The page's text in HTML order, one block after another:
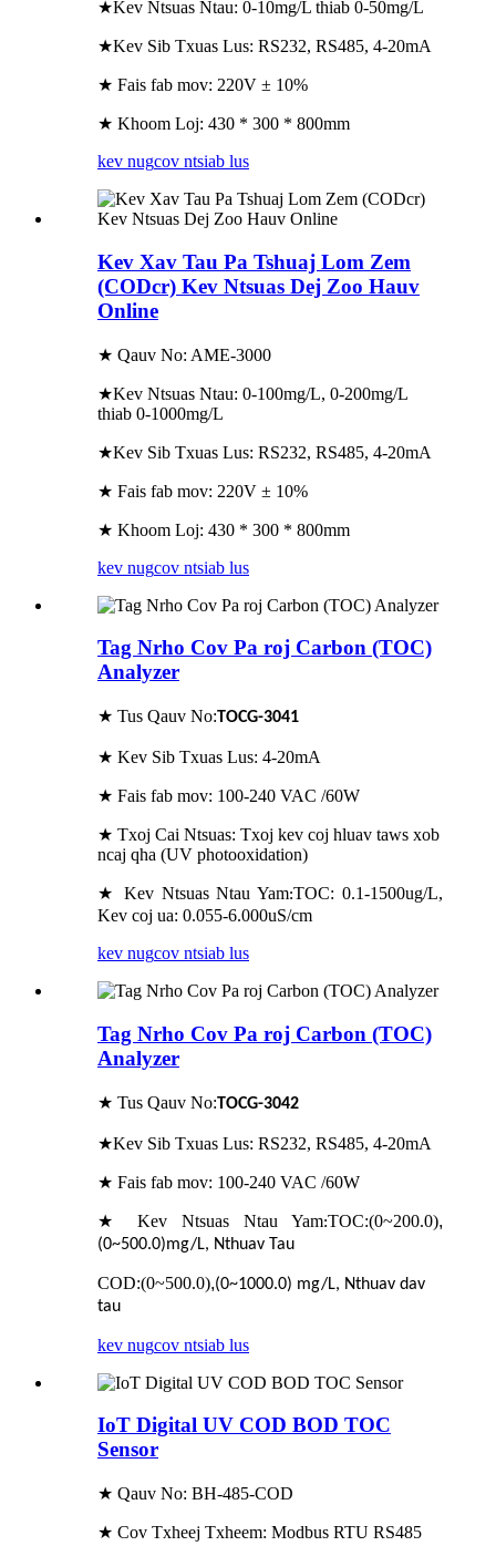
★Kev Ntsuas Ntau: 0-10mg/L thiab 0-50mg/L
★Kev Sib Txuas Lus: RS232, RS485, 4-20mA
★ Fais fab mov: 220V ± 10%
★ Khoom Loj: 430 * 300 * 800mm
kev nugcov ntsiab lus
Kev Xav Tau Pa Tshuaj Lom Zem
(CODcr) Kev Ntsuas Dej Zoo Hauv
Online
★ Qauv No: AME-3000
★Kev Ntsuas Ntau: 0-100mg/L, 0-200mg/L
thiab 0-1000mg/L
★Kev Sib Txuas Lus: RS232, RS485, 4-20mA
★ Fais fab mov: 220V ± 10%
★ Khoom Loj: 430 * 300 * 800mm
kev nugcov ntsiab lus
Tag Nrho Cov Pa roj Carbon (TOC)
Analyzer
★ Tus Qauv No:TOCG-3041
★ Kev Sib Txuas Lus: 4-20mA
★ Fais fab mov: 100-240 VAC /60W
★ Txoj Cai Ntsuas: Txoj kev coj hluav taws xob
ncaj qha (UV photooxidation)
★ Kev Ntsuas Ntau Yam:TOC: 0.1-1500ug/L,
Kev coj ua: 0.055-6.000uS/cm
kev nugcov ntsiab lus
Tag Nrho Cov Pa roj Carbon (TOC)
Analyzer
★ Tus Qauv No:TOCG-3042
★Kev Sib Txuas Lus: RS232, RS485, 4-20mA
★ Fais fab mov: 100-240 VAC /60W
★ Kev Ntsuas Ntau Yam:TOC:(0~200.0),
(0~500.0)mg/L, Nthuav Tau
COD:(0~500.0),(0~1000.0) mg/L, Nthuav dav
tau
kev nugcov ntsiab lus
IoT Digital UV COD BOD TOC
Sensor
★ Qauv No: BH-485-COD
★ Cov Txheej Txheem: Modbus RTU RS485